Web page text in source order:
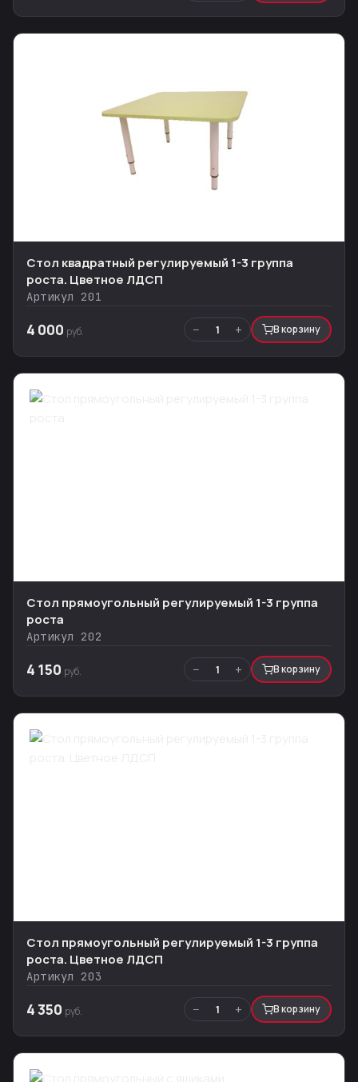
Стол квадратный регулируемый 1-3 группа
роста. Цветное ЛДСП
Артикул 201
4 000 руб. − 1 + В корзину
Стол прямоугольный регулируемый 1-3 группа
роста
Артикул 202
4 150 руб. − 1 + В корзину
Стол прямоугольный регулируемый 1-3 группа
роста. Цветное ЛДСП
Артикул 203
4 350 руб. − 1 + В корзину